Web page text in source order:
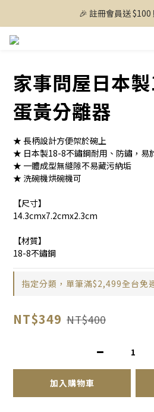
🎉 註冊會員送 $100
家事問屋日本
蛋黃分離器
★ 長柄設計方便架於碗上
★ 日本製18-8不鏽鋼耐用、防鏽，易
★ 一體成型無縫隙不易藏污納垢
★ 洗碗機烘碗機可
【尺寸】
14.3cmx7.2cmx2.3cm
【材質】
18-8不鏽鋼
指定分類，單筆滿$2,499全台免
NT$349 NT$400
加入購物車